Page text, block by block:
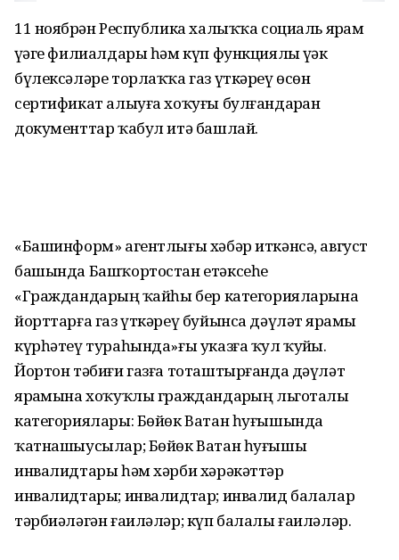
11 ноябрҙән Республика халыҡҡа социаль ярҙам
үҙәге филиалдары һәм күп функциялы үҙәк
бүлексәләре торлаҡҡа газ үткәреү өсөн
сертификат алыуға хоҡуғы булғандарҙан
документтар ҡабул итә башлай.
«Башинформ» агентлығы хәбәр иткәнсә, август
башында Башҡортостан етәксеһе
«Граждандарҙың ҡайһы бер категорияларына
йорттарға газ үткәреү буйынса дәүләт ярҙамы
күрһәтеү тураһында»ғы указға ҡул ҡуйҙы.
Йортон тәбиғи газға тоташтырғанда дәүләт
ярҙамына хоҡуҡлы граждандарҙың льготалы
категориялары: Бөйөк Ватан һуғышында
ҡатнашыусылар; Бөйөк Ватан һуғышы
инвалидтары һәм хәрби хәрәкәттәр
инвалидтары; инвалидтар; инвалид балалар
тәрбиәләгән ғаиләләр; күп балалы ғаиләләр.